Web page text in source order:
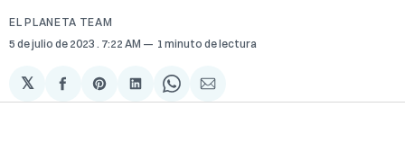
EL PLANETA TEAM
5 de julio de 2023 . 7:22 AM 1 minuto de lectura
𝕏
Compartir
en
Share
on
Compartir
en
Share
on
Compartir
via